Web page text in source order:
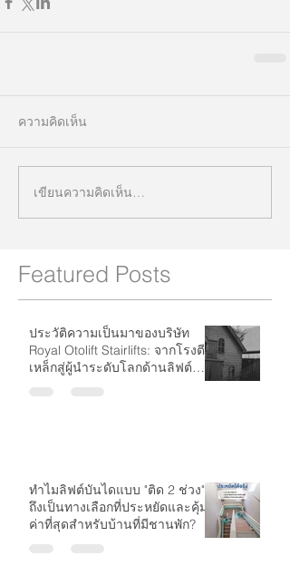
ความคิดเห็น
เขียนความคิดเห็น…
Featured Posts
ประวัติความเป็นมาของบริษัท
Royal Otolift Stairlifts: จากโรงตี
เหล็กสู่ผู้นำระดับโลกด้านลิฟต์
ทำไมลิฟต์บันไดแบบ "ติด 2 ช่วง"
ถึงเป็นทางเลือกที่ประหยัดและคุ้ม
ค่าที่สุดสำหรับบ้านที่มีชานพัก?